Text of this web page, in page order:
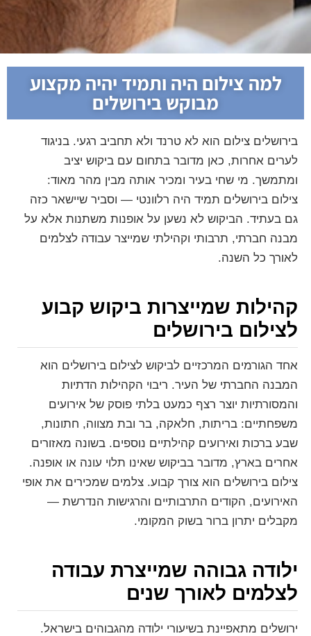
למה צילום היה ותמיד יהיה מקצוע
מבוקש בירושלים
בירושלים צילום הוא לא טרנד ולא תחביב רגעי. בניגוד
לערים אחרות, כאן מדובר בתחום עם ביקוש יציב
ומתמשך. מי שחי בעיר ומכיר אותה מבין מהר מאוד:
צילום בירושלים תמיד היה רלוונטי — וסביר שיישאר כזה
גם בעתיד. הביקוש לא נשען על אופנות משתנות אלא על
מבנה חברתי, תרבותי וקהילתי שמייצר עבודה לצלמים
לאורך כל השנה.
קהילות שמייצרות ביקוש קבוע
לצילום בירושלים
אחד הגורמים המרכזיים לביקוש לצילום בירושלים הוא
המבנה החברתי של העיר. ריבוי הקהילות הדתיות
והמסורתיות יוצר רצף כמעט בלתי פוסק של אירועים
משפחתיים: בריתות, חלאקה, בר ובת מצווה, חתונות,
שבע ברכות ואירועים קהילתיים נוספים. בשונה מאזורים
אחרים בארץ, מדובר בביקוש שאינו תלוי עונה או אופנה.
צילום בירושלים הוא צורך קבוע. צלמים שמכירים את אופי
האירועים, הקודים התרבותיים והרגישות הנדרשת —
מקבלים יתרון ברור בשוק המקומי.
ילודה גבוהה שמייצרת עבודה
לצלמים לאורך שנים
ירושלים מתאפיינת בשיעורי ילודה מהגבוהים בישראל.